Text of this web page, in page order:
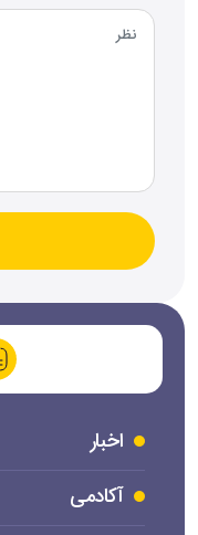
اخبار
آکادمی